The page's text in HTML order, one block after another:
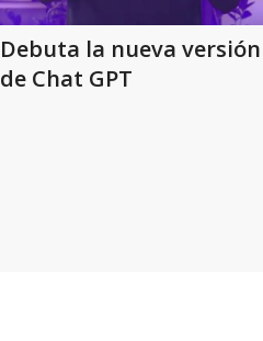
Debuta la nueva versión
de Chat GPT